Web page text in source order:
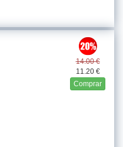
14.00 €
11.20 €
Comprar